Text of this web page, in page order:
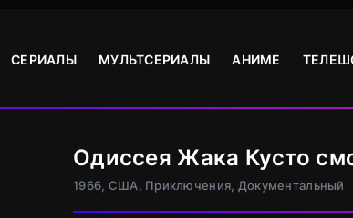
СЕРИАЛЫ МУЛЬТСЕРИАЛЫ АНИМЕ
Одиссея Жака Кусто
1966, США, Приключения, Документальный